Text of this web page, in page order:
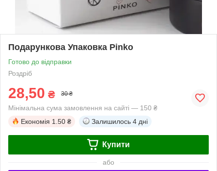
Подарункова Упаковка Pinko
Готово до відправки
Роздріб
28,50 ₴ 30 ₴
Мінімальна сума замовлення на сайті — 150 ₴
Економія 1.50 ₴ Залишилось 4 дні
Купити
або